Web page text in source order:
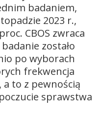
badaniem,
2023 r.,
CBOS zwraca
zostało
po wyborach
frekwencja
a to z pewnością
sprawstwa